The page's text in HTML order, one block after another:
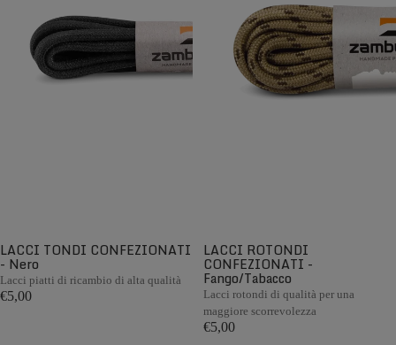
LACCI TONDI CONFEZIONATI
- Nero
Lacci piatti di ricambio di alta qualità
€5,00
LACCI ROTONDI
CONFEZIONATI -
Fango/Tabacco
Lacci rotondi di qualità per una
maggiore scorrevolezza
€5,00